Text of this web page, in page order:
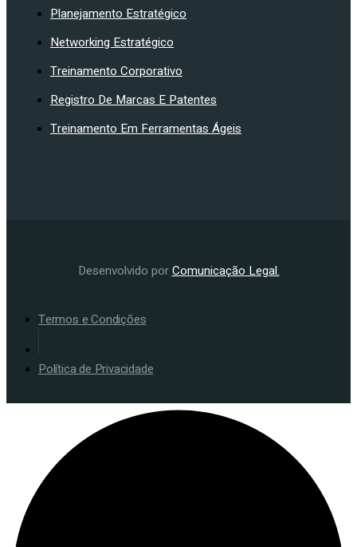
Planejamento Estratégico
Networking Estratégico
Treinamento Corporativo
Registro De Marcas E Patentes
Treinamento Em Ferramentas Ágeis
Desenvolvido porComunicação Legal.
Termos e Condições
Política de Privacidade